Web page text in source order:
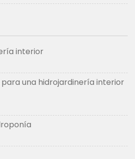
interior
una hidrojardinería interior